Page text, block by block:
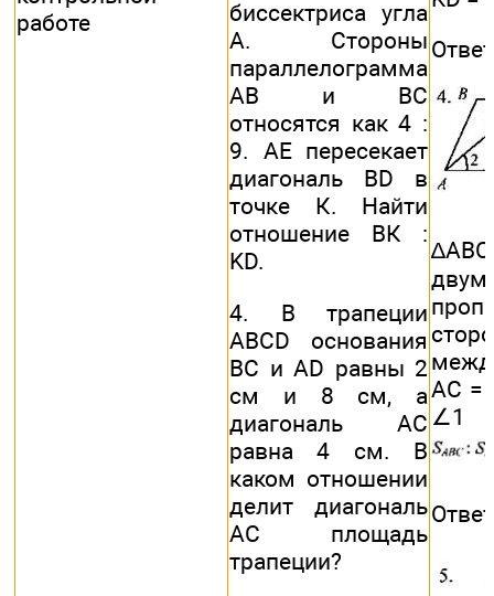
работе
биссектриса угла
А. Стороны
параллелограмма
АВ и ВС
относятся как 4 :
9. АЕ пересекает
диагональ BD в
точке К. Найти
отношение ВК :
KD.
4. В трапеции
ABCD основания
ВС и AD равны 2
см и 8 см, а
диагональ АС
равна 4 см. В
каком отношении
делит диагональ
АС площадь
трапеции?
двум
АС =
∠1